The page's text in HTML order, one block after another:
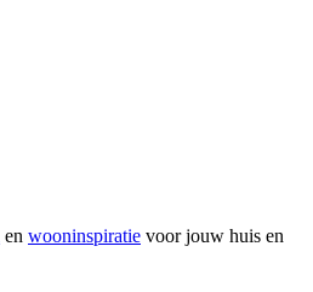
en wooninspiratie voor jouw huis en